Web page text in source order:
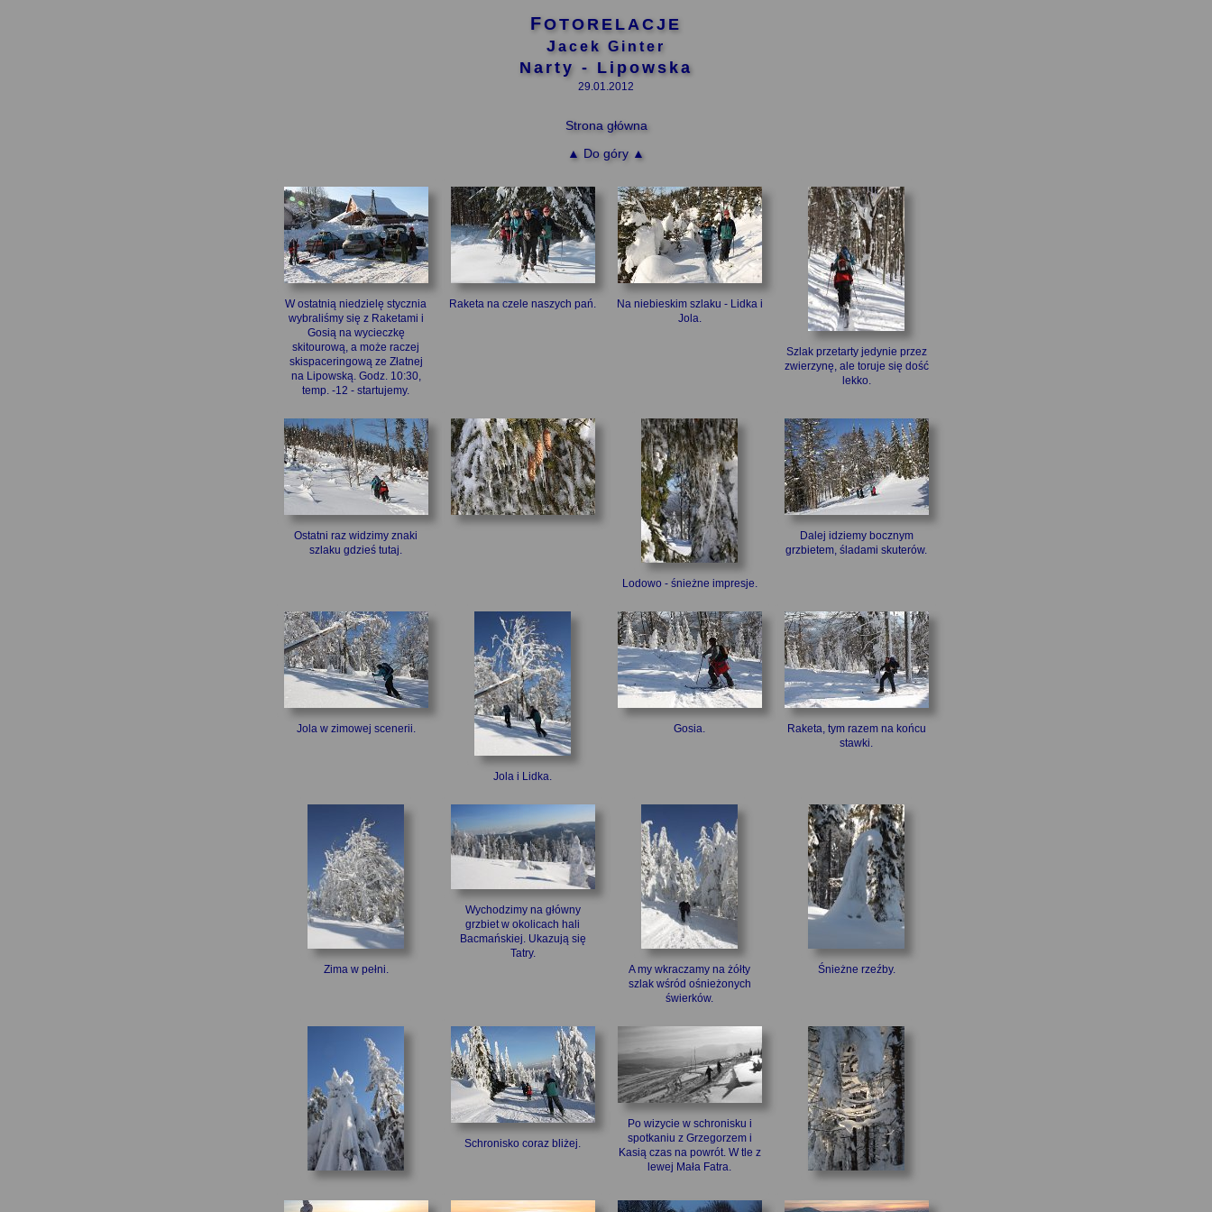
FOTORELACJE
Jacek Ginter
Narty - Lipowska
29.01.2012
Strona główna
▲ Do góry ▲
W ostatnią niedzielę stycznia
wybraliśmy się z Raketami i
Gosią na wycieczkę
skitourową, a może raczej
skispaceringową ze Złatnej
na Lipowską. Godz. 10:30,
temp. -12 - startujemy.
Raketa na czele naszych pań.
Na niebieskim szlaku - Lidka i
Jola.
Szlak przetarty jedynie przez
zwierzynę, ale toruje się dość
lekko.
Ostatni raz widzimy znaki
szlaku gdzieś tutaj.
Lodowo - śnieżne impresje.
Dalej idziemy bocznym
grzbietem, śladami skuterów.
Jola w zimowej scenerii.
Jola i Lidka.
Gosia.
Raketa, tym razem na końcu
stawki.
Zima w pełni.
Wychodzimy na główny
grzbiet w okolicach hali
Bacmańskiej. Ukazują się
Tatry.
A my wkraczamy na żółty
szlak wśród ośnieżonych
świerków.
Śnieżne rzeźby.
Schronisko coraz bliżej.
Po wizycie w schronisku i
spotkaniu z Grzegorzem i
Kasią czas na powrót. W tle z
lewej Mała Fatra.